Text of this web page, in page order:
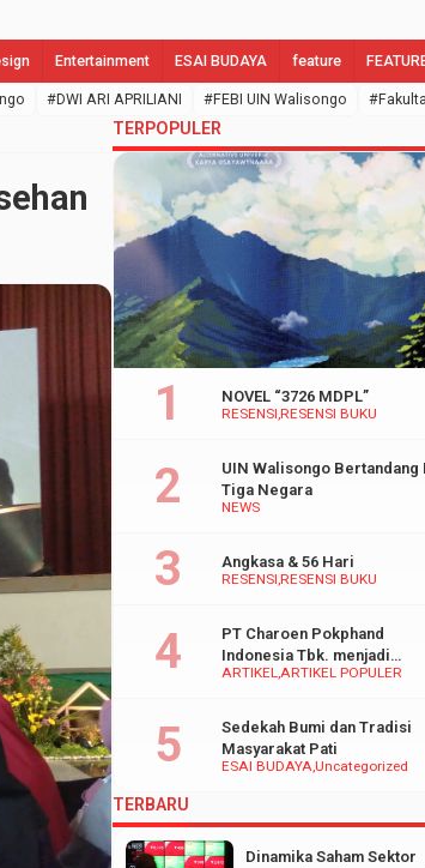
Entertainment ESAI BUDAYA feature
#DWI ARI APRILIANI #FEBI UIN Walisongo
TERPOPULER
RESENSI RESENSI BUKU
NOVEL “3726 MDPL”
NEWS
UIN Walisongo Bertandang
Tiga Negara
RESENSI RESENSI BUKU
Angkasa & 56 Hari
ARTIKELARTIKEL POPULER
PT Charoen Pokphand
Indonesia Tbk. menjadi
inspirasi Bagi UMKM di
ESAI BUDAYAUncategorized
Sedekah Bumi dan Tradisi
Masyarakat Pati
TERBARU
Dinamika Saham Sektor